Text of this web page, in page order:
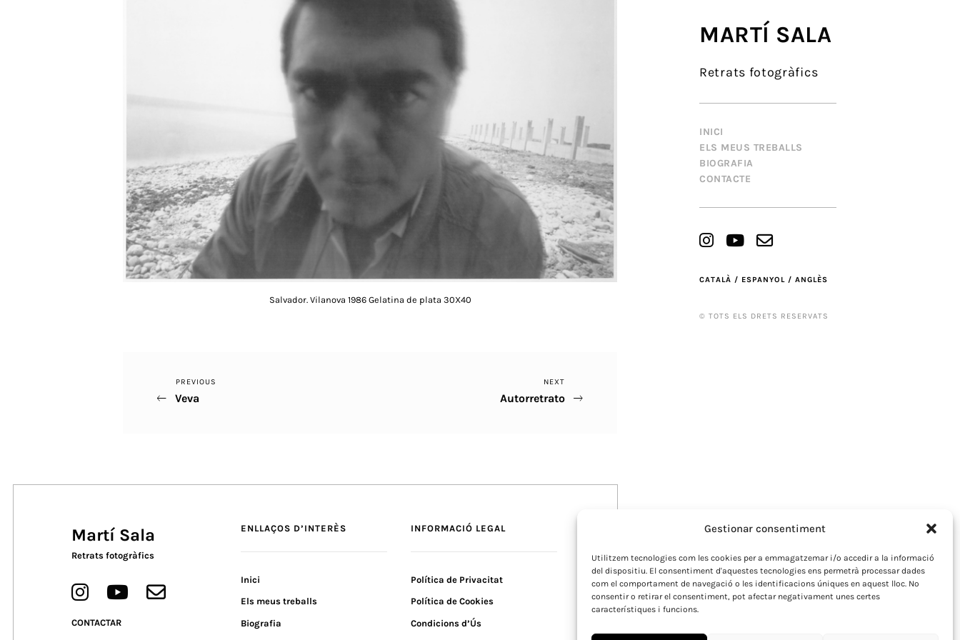
Gestionar consentiment
Utilitzem tecnologies com les cookies per a emmagatzemar i/o accedir a la informació
del dispositiu. El consentiment d'aquestes tecnologies ens permetrà processar dades
com el comportament de navegació o les identificacions úniques en aquest lloc. No
consentir o retirar el consentiment, pot afectar negativament unes certes
característiques i funcions.
MARTÍ SALA
Retrats fotogràfics
INICI
ELS MEUS TREBALLS
BIOGRAFIA
CONTACTE
CATALÀ / ESPANYOL / ANGLÈS
© TOTS ELS DRETS RESERVATS
Salvador. Vilanova 1986 Gelatina de plata 30X40
Navegació
Previous
Post
PREVIOUS
Veva
Post
NEXT
Autorretrato
Martí Sala
Retrats fotogràfics
CONTACTAR
ENLLAÇOS D’INTERÈS
Inici
Els meus treballs
Biografia
INFORMACIÓ LEGAL
Política de Privacitat
Política de Cookies
Condicions d’Ús